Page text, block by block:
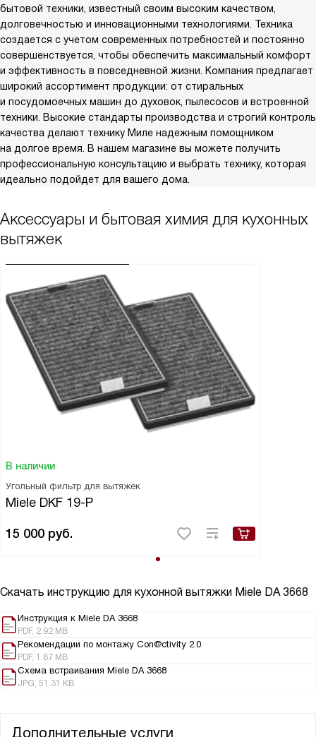
бытовой техники, известный своим высоким качеством,
долговечностью и инновационными технологиями. Техника
создается с учетом современных потребностей и постоянно
совершенствуется, чтобы обеспечить максимальный комфорт
и эффективность в повседневной жизни. Компания предлагает
широкий ассортимент продукции: от стиральных
и посудомоечных машин до духовок, пылесосов и встроенной
техники. Высокие стандарты производства и строгий контроль
качества делают технику Миле надежным помощником
на долгое время. В нашем магазине вы можете получить
профессиональную консультацию и выбрать технику, которая
идеально подойдет для вашего дома.
Аксессуары и бытовая химия для кухонных
вытяжек
В наличии
Угольный фильтр для вытяжек
Miele DKF 19-P
15 000 руб.
Скачать инструкцию для кухонной вытяжки Miele DA 3668
Инструкция к Miele DA 3668
PDF, 2.92 MB
Рекомендации по монтажу Con@ctivity 2.0
PDF, 1.87 MB
Схема встраивания Miele DA 3668
JPG, 51.31 KB
Дополнительные услуги